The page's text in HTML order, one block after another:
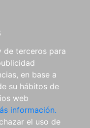
de terceros para
en base a
su hábitos de
web
información.
el uso de